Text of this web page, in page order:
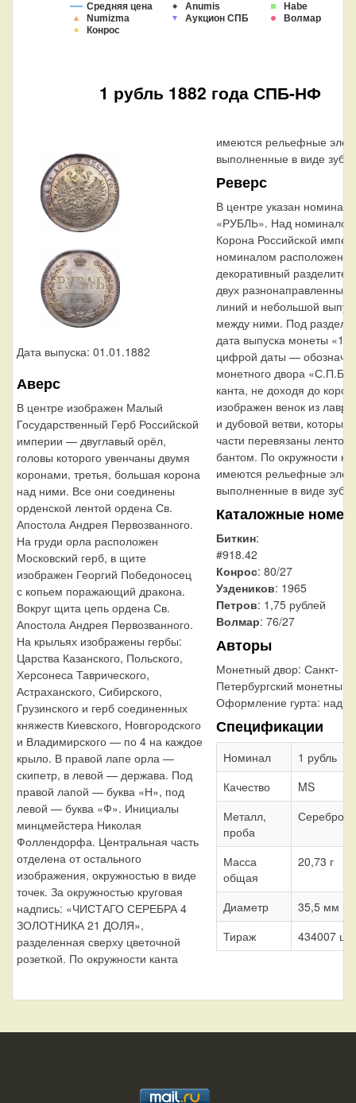
Средняя цена Anumis
Habe
Numizma
Аукцион СПБ
Волмар
Конрос
1 рубль 1882 года СПБ-НФ
Дата выпуска: 01.01.1882
Аверс
В центре изображен Малый
Государственный Герб Российской
империи — двуглавый орёл,
головы которого увенчаны двумя
коронами, третья, большая корона
над ними. Все они соединены
орденской лентой ордена Св.
Апостола Андрея Первозванного.
На груди орла расположен
Московский герб, в щите
изображен Георгий Победоносец
с копьем поражающий дракона.
Вокруг щита цепь ордена Св.
Апостола Андрея Первозванного.
На крыльях изображены гербы:
Царства Казанского, Польского,
Херсонеса Таврического,
Астраханского, Сибирского,
Грузинского и герб соединенных
княжеств Киевского, Новгородского
и Владимирского — по 4 на каждое
крыло. В правой лапе орла —
скипетр, в левой — держава. Под
правой лапой — буква «Н», под
левой — буква «Ф». Инициалы
минцмейстера Николая
Фоллендорфа. Центральная часть
отделена от остального
изображения, окружностью в виде
точек. За окружностью круговая
надпись: «ЧИСТАГО СЕРЕБРА 4
ЗОЛОТНИКА 21 ДОЛЯ»,
разделенная сверху цветочной
розеткой. По окружности канта
имеются рельефные
выполненные в виде
Реверс
В центре указан номинал
«РУБЛЬ». Над
Корона Российской
номиналом расположен
декоративный
двух разнонаправленных
линий и небольшой
между ними. Под
дата выпуска монеты
цифрой даты —
монетного двора
канта, не доходя до
изображен венок из
и дубовой ветви, которые
части перевязаны лентой
бантом. По окружности
имеются рельефные
выполненные в виде
Каталожные
Биткин:
#918.42
Конрос: 80/27
Уздеников: 1965
Петров: 1,75 рублей
Волмар: 76/27
Авторы
Монетный двор: Санкт-
Петербургский монетный
Оформление гурта:
Спецификации
Номинал
1 рубль
Качество
MS
Металл,
проба
Серебро
Масса
общая
20,73 г
Диаметр
35,5 мм
Тираж
434007 шт.